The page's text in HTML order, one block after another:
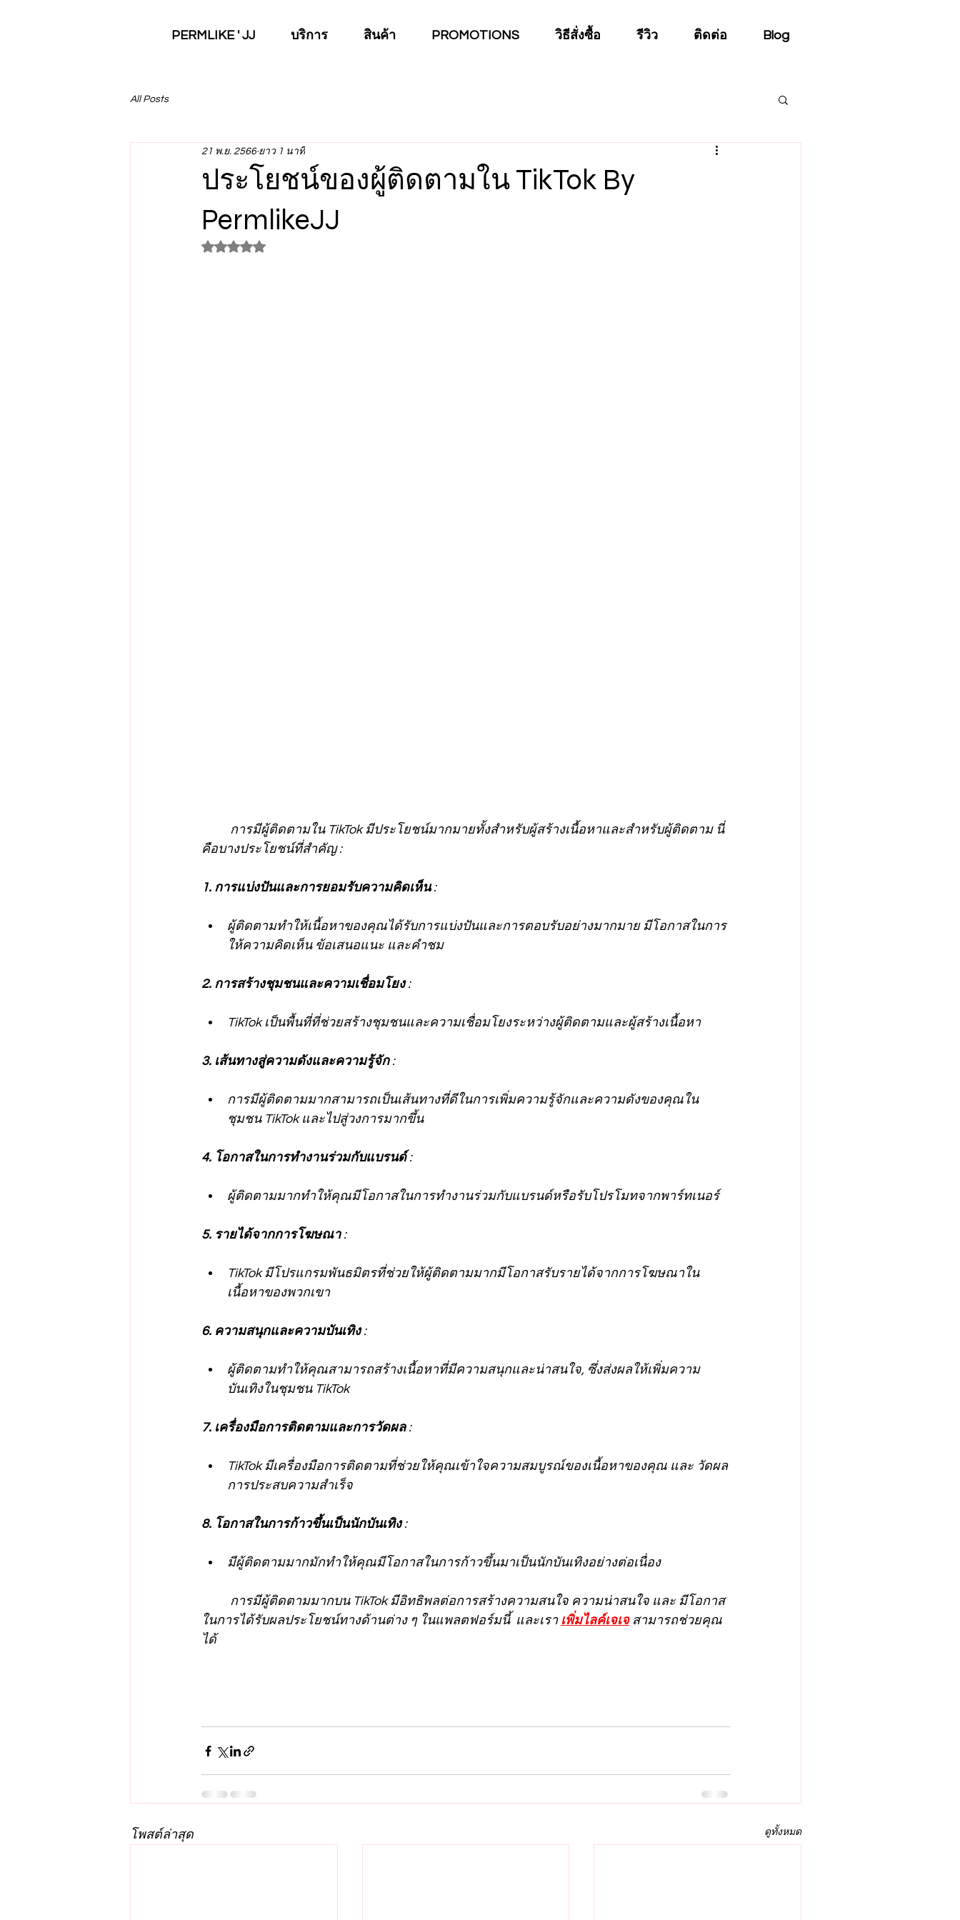
PERMLIKE ' JJ บริการ สินค้า PROMOTIONS วิธีสั่งซื้อ รีวิว ติดต่อ Blog
All Posts
ประโยชน์ของผู้ติดตามใน TikTok By
PermlikeJJ
21 พ.ย. 2566 ยาว 1 นาที
ได้รับ NaN เต็ม 5 ดาว
คือบางประโยชน์ที่สำคัญ :
1. การแบ่งปันและการยอมรับความคิดเห็น :
ผู้ติดตามทำให้เนื้อหาของคุณได้รับการแบ่งปันและการตอบรับอย่างมากมาย มีโอกาสในการ
ให้ความคิดเห็น ข้อเสนอแนะ และคำชม
2. การสร้างชุมชนและความเชื่อมโยง :
TikTok เป็นพื้นที่ที่ช่วยสร้างชุมชนและความเชื่อมโยงระหว่างผู้ติดตามและผู้สร้างเนื้อหา
3. เส้นทางสู่ความดังและความรู้จัก :
การมีผู้ติดตามมากสามารถเป็นเส้นทางที่ดีในการเพิ่มความรู้จักและความดังของคุณใน
ชุมชน TikTok และไปสู่วงการมากขึ้น
4. โอกาสในการทำงานร่วมกับแบรนด์ :
ผู้ติดตามมากทำให้คุณมีโอกาสในการทำงานร่วมกับแบรนด์หรือรับโปรโมทจากพาร์ทเนอร์
5. รายได้จากการโฆษณา :
TikTok มีโปรแกรมพันธมิตรที่ช่วยให้ผู้ติดตามมากมีโอกาสรับรายได้จากการโฆษณาใน
เนื้อหาของพวกเขา
6. ความสนุกและความบันเทิง :
ผู้ติดตามทำให้คุณสามารถสร้างเนื้อหาที่มีความสนุกและน่าสนใจ, ซึ่งส่งผลให้เพิ่มความ
บันเทิงในชุมชน TikTok
7. เครื่องมือการติดตามและการวัดผล :
TikTok มีเครื่องมือการติดตามที่ช่วยให้คุณเข้าใจความสมบูรณ์ของเนื้อหาของคุณ และ วัดผล
การประสบความสำเร็จ
8. โอกาสในการก้าวขึ้นเป็นนักบันเทิง :
มีผู้ติดตามมากมักทำให้คุณมีโอกาสในการก้าวขึ้นมาเป็นนักบันเทิงอย่างต่อเนื่อง
ในการได้รับผลประโยชน์ทางด้านต่าง ๆ ในแพลตฟอร์มนี้  และเรา เพิ่มไลค์เจเจ สามารถช่วยคุณ
ได้
โพสต์ล่าสุด ดูทั้งหมด